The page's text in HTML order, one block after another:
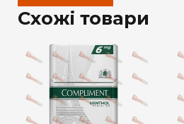
Схожі товари